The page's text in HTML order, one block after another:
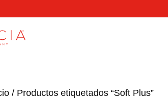
/ Productos etiquetados “Soft Plus”